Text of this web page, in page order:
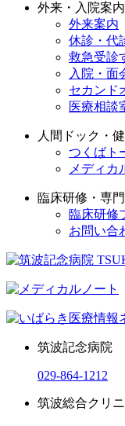
外来・入院案内
外来案内
休診・代
救急受診
入院・面
セカンド
医療相談
人間ドック・
つくばト
メディカ
臨床研修・専
臨床研修
お問い合
筑波記念病院
029-864-1212
筑波総合クリ